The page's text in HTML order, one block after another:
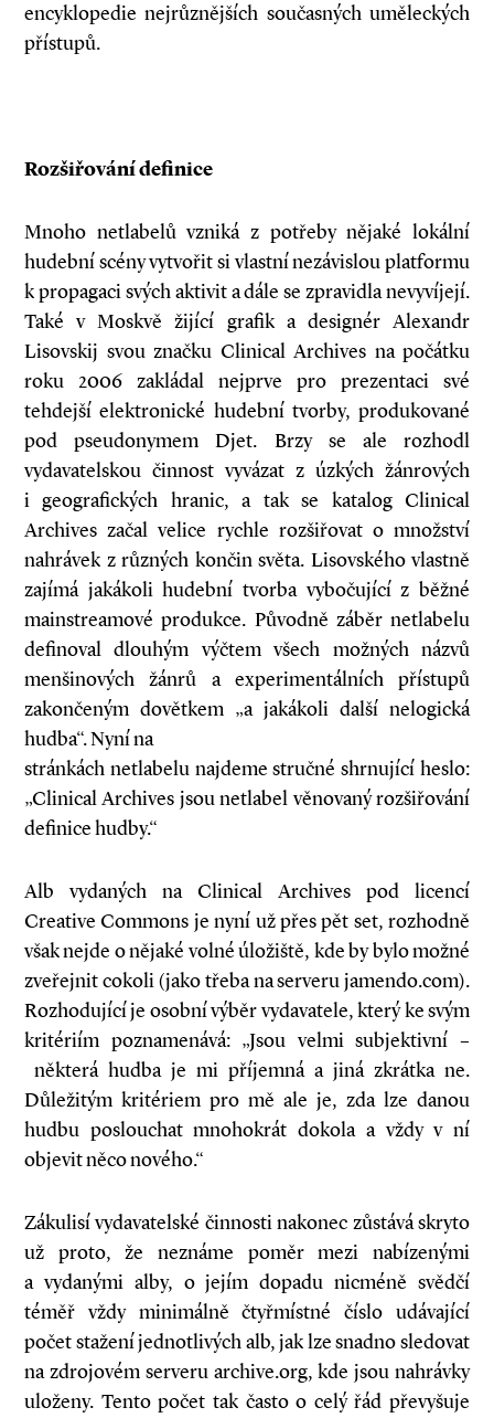
encyklopedie nejrůznějších současných uměleckých
přístupů.
Rozšiřování definice
Mnoho netlabelů vzniká z potřeby nějaké lokální
hudební scény vytvořit si vlastní nezávislou platformu
k propagaci svých aktivit a dále se zpravidla nevyvíjejí.
Také v Moskvě žijící grafik a designér Alexandr
Lisovskij svou značku Clinical Archives na počátku
roku 2006 zakládal nejprve pro prezentaci své
tehdejší elektronické hudební tvorby, produkované
pod pseudonymem Djet. Brzy se ale rozhodl
vydavatelskou činnost vyvázat z úzkých žánrových
i geografických hranic, a tak se katalog Clinical
Archives začal velice rychle rozšiřovat o množství
nahrávek z různých končin světa. Lisovského vlastně
zajímá jakákoli hudební tvorba vybočující z běžné
mainstreamové produkce. Původně záběr netlabelu
definoval dlouhým výčtem všech možných názvů
menšinových žánrů a experimentálních přístupů
zakončeným dovětkem „a jakákoli další nelogická
hudba“. Nyní na
stránkách netlabelu najdeme stručné shrnující heslo:
„Clinical Archives jsou netlabel věnovaný rozšiřování
definice hudby.“
Alb vydaných na Clinical Archives pod licencí
Creative Commons je nyní už přes pět set, rozhodně
však nejde o nějaké volné úložiště, kde by bylo možné
zveřejnit cokoli (jako třeba na serveru jamendo.com).
Rozhodující je osobní výběr vydavatele, který ke svým
kritériím poznamenává: „Jsou velmi subjektivní –
některá hudba je mi příjemná a jiná zkrátka ne.
Důležitým kritériem pro mě ale je, zda lze danou
hudbu poslouchat mnohokrát dokola a vždy v ní
objevit něco nového.“
Zákulisí vydavatelské činnosti nakonec zůstává skryto
už proto, že neznáme poměr mezi nabízenými
a vydanými alby, o jejím dopadu nicméně svědčí
téměř vždy minimálně čtyřmístné číslo udávající
počet stažení jednotlivých alb, jak lze snadno sledovat
na zdrojovém serveru archive.org, kde jsou nahrávky
uloženy. Tento počet tak často o celý řád převyšuje